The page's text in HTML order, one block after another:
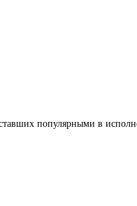
популярными в